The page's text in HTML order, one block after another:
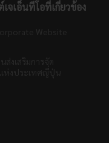
เจเอ็นทีโอที่เกี่ยวข้อง